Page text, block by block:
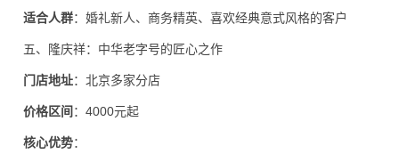
适合人群：婚礼新人、商务精英、喜欢经典意式风格的客户
五、隆庆祥：中华老字号的匠心之作
门店地址：北京多家分店
价格区间 ：4000元起
核心优势：